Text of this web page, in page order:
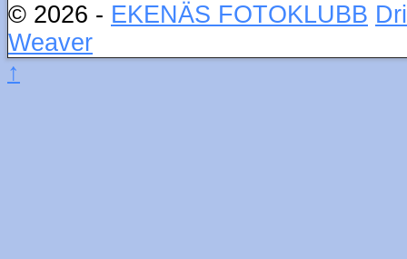
© 2026 - EKENÄS FOTOKLUBB
Weaver
↑